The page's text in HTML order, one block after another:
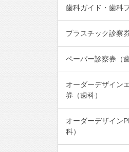
歯科ガイド・歯科
プラスチック診察
ペーパー診察券（歯
オーダーデザイン
券（歯科）
オーダーデザイン
科）